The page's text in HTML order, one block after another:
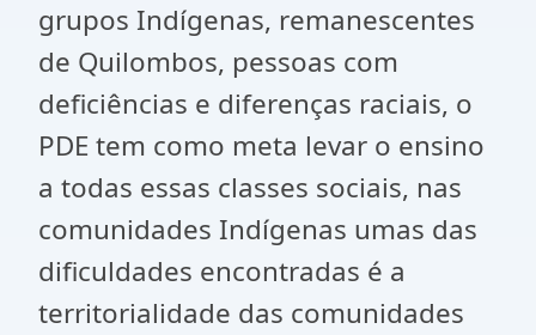
grupos Indígenas, remanescentes
de Quilombos, pessoas com
deficiências e diferenças raciais, o
PDE tem como meta levar o ensino
a todas essas classes sociais, nas
comunidades Indígenas umas das
dificuldades encontradas é a
territorialidade das comunidades